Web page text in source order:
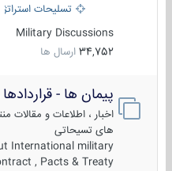
تسلیحات استراتژیک
Military Discussions
34,752 ارسال ها
پیمان ها -
اخبار ، اطلاعات و مقالات
های تسیحاتی
International military
, Pacts & Treaty